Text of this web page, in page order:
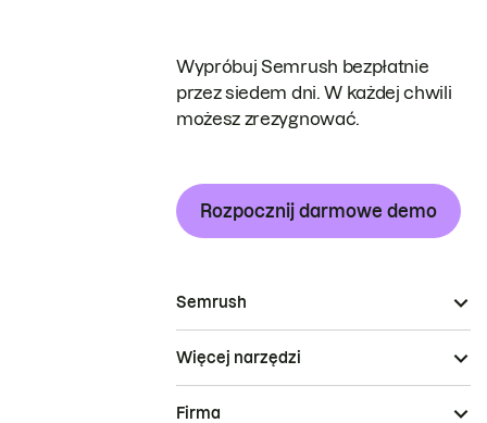
Wypróbuj Semrush bezpłatnie
przez siedem dni. W każdej chwili
możesz zrezygnować.
Rozpocznij darmowe demo
Semrush
Więcej narzędzi
Firma